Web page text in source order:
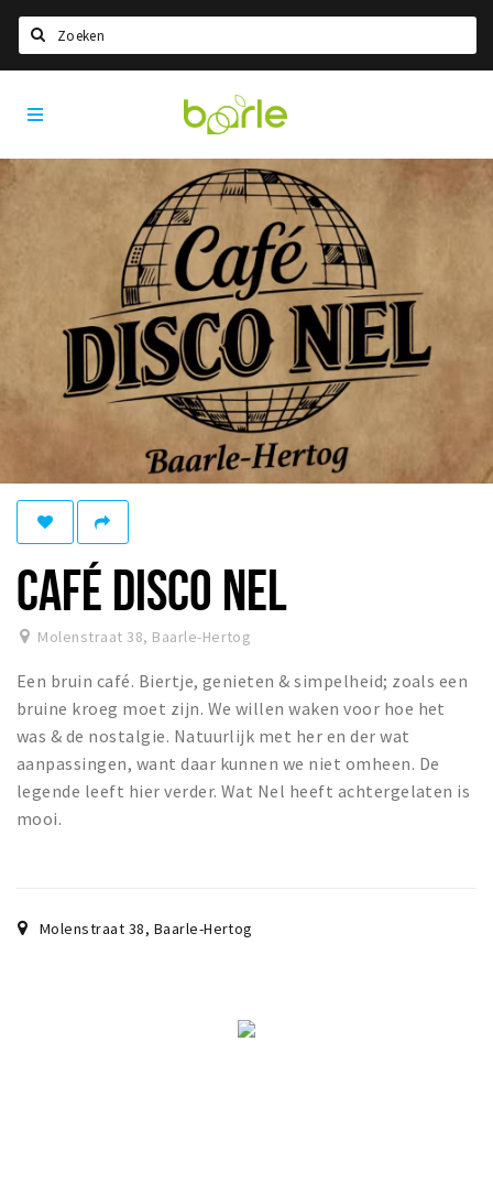
Home
Geschiedenis
Visit Baarle Shop
Enclavebon
Nieuws
Eten
Drinken
Slapen
Recreatief
Winkels
Winkelgebieden
Parkeren
Bezienswaardigheden
Uitjes & activiteiten
Visit
Baarle
CAFÉ DISCO NEL
Molenstraat 38, Baarle-Hertog
Een bruin café. Biertje, genieten & simpelheid; zoals een
bruine kroeg moet zijn. We willen waken voor hoe het
was & de nostalgie. Natuurlijk met her en der wat
aanpassingen, want daar kunnen we niet omheen. De
legende leeft hier verder. Wat Nel heeft achtergelaten is
mooi.
Molenstraat 38, Baarle-Hertog